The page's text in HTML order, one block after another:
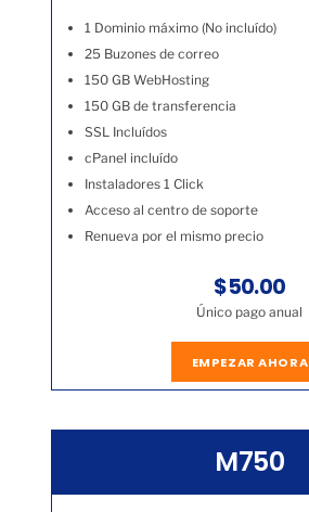
1 Dominio máximo (No incluído)
25 Buzones de correo
150 GB WebHosting
150 GB de transferencia
SSL Incluídos
cPanel incluído
Instaladores 1 Click
Acceso al centro de soporte
Renueva por el mismo precio
$50.00
Único pago anual
EMPEZAR AHORA
M750